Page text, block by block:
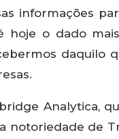
informações
hoje o dado
daquilo
Analytica,
notoriedade de